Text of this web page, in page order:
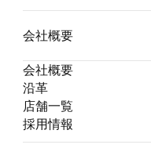
会社概要
会社概要
沿革
店舗一覧
採用情報